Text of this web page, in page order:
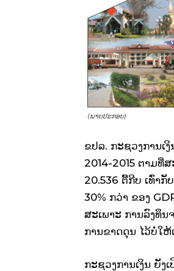
(ພາບປະກອບ)
ຂປລ. ກະຊວງການເງິ
2014-2015 ຕາມທີ່
20.536 ຕື້ກີບ ເທ່ົາກັ
30% ກວ່າ ຂອງ
ສະເພາະ ການລົງທຶນ
ການຂາດດຸນ ໄວ້ບໍ່ໃຫ້
ກະຊວງການເງິນ ຍັງ​